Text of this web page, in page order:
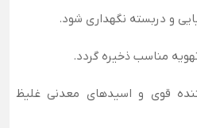
و دربسته نگهداری شود.
مناسب ذخیره گردد.
قوی و اسیدهای معدنی غلیظ